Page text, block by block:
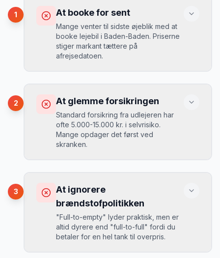
1 At booke for sent
Mange venter til sidste øjeblik med at
booke lejebil i Baden-Baden. Priserne
stiger markant tættere på
afrejsedatoen.
Du betaler 30-50% mere, og de bedste
biler er udsolgt.
Løsning
MJ
Mikkels erfaring
“I august 2024 så jeg priserne i Baden-
Baden stige fra 189 kr/dag til 349
kr/dag på bare 2 uger. Book tidligt!
2 At glemme forsikringen
Standard forsikring fra udlejeren har
ofte 5.000-15.000 kr. i selvrisiko.
Mange opdager det først ved
skranken.
Ved selv en mindre skade kan du blive
opkrævet tusindvis af kroner.
Løsning
Book altid med fuld kaskoforsikring uden
3
At ignorere
brændstofpolitikken
"Full-to-empty" lyder praktisk, men er
altid dyrere end "full-to-full" fordi du
betaler for en hel tank til overpris.